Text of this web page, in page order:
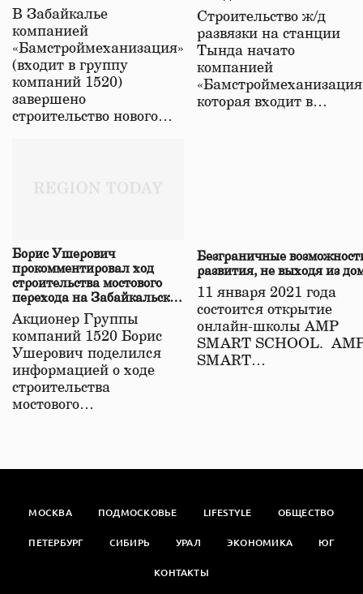
строительстве нового моста
в Забайкалье
В Забайкалье
компанией
«Бамстроймеханизация»
(входит в группу
компаний 1520)
завершено
строительство нового…
Строительство ж/д
развязки на станции
Тында начато
компанией
которая входит в…
Борис Ушерович
прокомментировал ход
строительства мостового
перехода на Забайкальской
железной дороге
Акционер Группы
компаний 1520 Борис
Ушерович поделился
информацией о ходе
строительства
мостового…
Безграничные
развития, не выходя из
11 января 2021 года
состоится открытие
онлайн-школы АМР
SMART SCHOOL.
SMART…
МОСКВА ПОДМОСКОВЬЕ LIFESTYLE ОБЩЕСТВО
ПЕТЕРБУРГ СИБИРЬ УРАЛ ЭКОНОМИКА ЮГ
КОНТАКТЫ